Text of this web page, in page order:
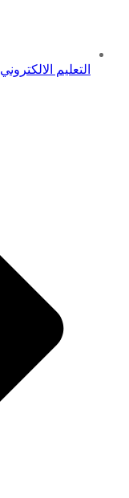
التعليم الالكتروني